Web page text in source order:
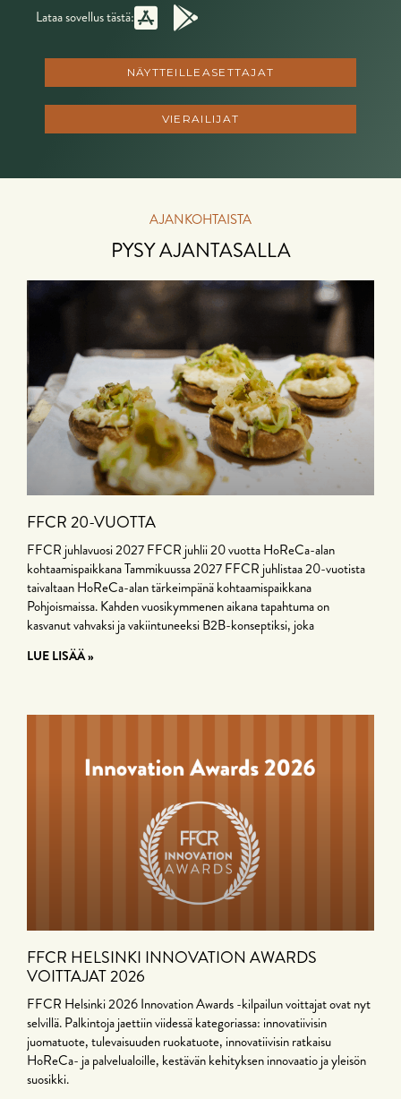
Lataa sovellus tästä:
NÄYTTEILLEASETTAJAT
VIERAILIJAT
AJANKOHTAISTA
PYSY AJANTASALLA
FFCR 20-VUOTTA
FFCR juhlavuosi 2027 FFCR juhlii 20 vuotta HoReCa-alan
kohtaamispaikkana Tammikuussa 2027 FFCR juhlistaa 20-vuotista
taivaltaan HoReCa-alan tärkeimpänä kohtaamispaikkana
Pohjoismaissa. Kahden vuosikymmenen aikana tapahtuma on
kasvanut vahvaksi ja vakiintuneeksi B2B-konseptiksi, joka
LUE LISÄÄ »
FFCR HELSINKI INNOVATION AWARDS
VOITTAJAT 2026
FFCR Helsinki 2026 Innovation Awards -kilpailun voittajat ovat nyt
selvillä. Palkintoja jaettiin viidessä kategoriassa: innovatiivisin
juomatuote, tulevaisuuden ruokatuote, innovatiivisin ratkaisu
HoReCa- ja palvelualoille, kestävän kehityksen innovaatio ja yleisön
suosikki.